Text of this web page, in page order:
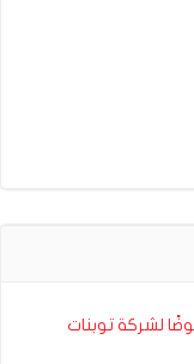
لشركة توبنات